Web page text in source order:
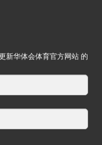
新华体会体育官方网站 的